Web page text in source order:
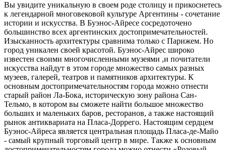
Вы увидите уникальную в своем роде столицу и прикоснетесь
к легендарной многовековой культуре Аргентины - сочетание
истории и искусства. В Буэнос-Айресе сосредоточено
большинство всех аргентинских достопримечательностей.
Изысканность архитектуры сравнима только с Парижем. Но
город уникален своей красотой. Буэнос-Айрес широко
известен своими многочисленными музеями ,и почитатели
искусства найдут в этом городе множество самых разных
музеев, галерей, театров и памятников архитектуры. К
основным достопримечательностям города можно отнести
старый район Ла-Бока, историческую зону района Сан-
Тельмо, в котором вы сможете найти большое множество
больших и маленьких баров, ресторанов, а также настоящий
рынок антиквариата на Пласа-Доррего. Настоящим сердцем
Буэнос-Айреса является центральная площадь Пласа-де-Майо
- самый крупный торговый центр в мире. Также к основным